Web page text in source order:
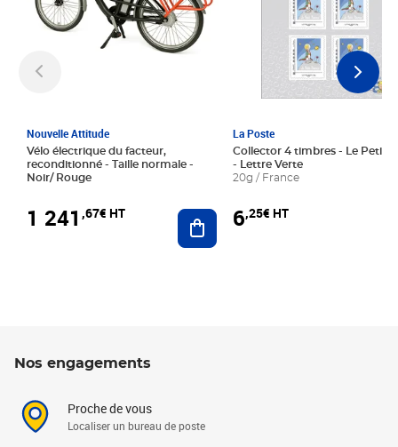
Nouvelle Attitude
Vélo électrique du facteur,
reconditionné - Taille normale -
Noir/ Rouge
1 241 ,67€ HT Ajouter au panier
La Poste
Collector 4 timbres - Le Petit
- Lettre Verte
20g / France
6,25€ HT
Nos engagements
Proche de vous
Localiser un bureau de poste